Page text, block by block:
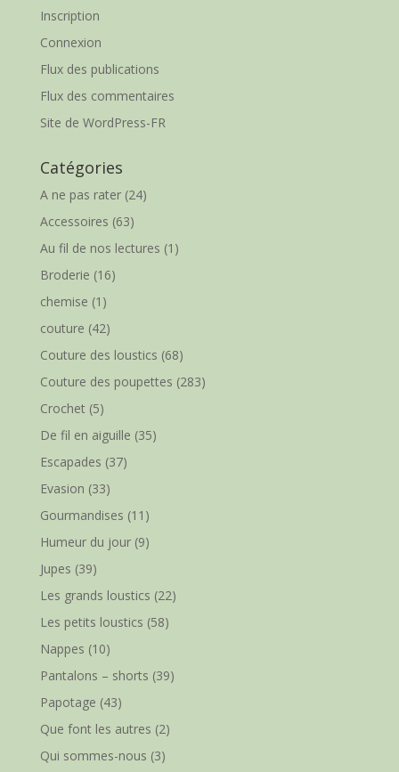
Inscription
Connexion
Flux des publications
Flux des commentaires
Site de WordPress-FR
Catégories
A ne pas rater(24)
Accessoires (63)
Au fil de nos lectures (1)
Broderie (16)
chemise (1)
couture (42)
Couture des loustics (68)
Couture des poupettes (283)
Crochet(5)
De fil en aiguille (35)
Escapades (37)
Evasion (33)
Gourmandises (11)
Humeur du jour(9)
Jupes (39)
Les grands loustics (22)
Les petits loustics (58)
Nappes (10)
Pantalons – shorts (39)
Papotage (43)
Que font les autres (2)
Qui sommes-nous (3)